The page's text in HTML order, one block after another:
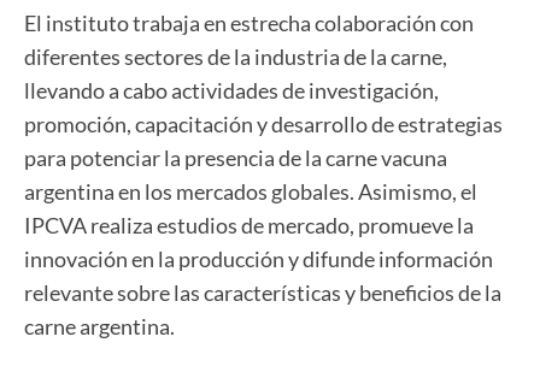
El instituto trabaja en estrecha colaboración con
diferentes sectores de la industria de la carne,
llevando a cabo actividades de investigación,
promoción, capacitación y desarrollo de estrategias
para potenciar la presencia de la carne vacuna
argentina en los mercados globales. Asimismo, el
IPCVA realiza estudios de mercado, promueve la
innovación en la producción y difunde información
relevante sobre las características y beneficios de la
carne argentina.